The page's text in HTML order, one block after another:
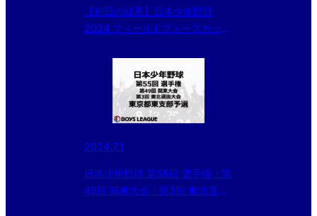
【初日の結果】日本少年野球
2024 フィールドフォースカップ
2024.7.1
日本少年野球 第55回 選手権・第
49回 関東大会・第3回 東北選抜